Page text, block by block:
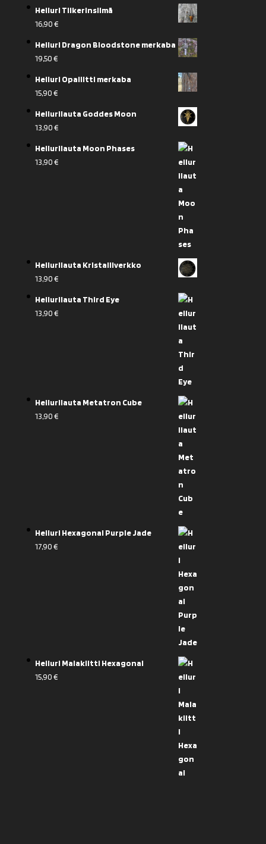
Heiluri Tiikerinsilmä
16,90€
Heiluri Dragon Bloodstone merkaba
19,50€
Heiluri Opaliitti merkaba
15,90€
Heilurilauta Goddes Moon
13,90€
Heilurilauta Moon Phases
13,90€
Heilurilauta Kristalliverkko
13,90€
Heilurilauta Third Eye
13,90€
Heilurilauta Metatron Cube
13,90€
Heiluri Hexagonal Purple Jade
17,90€
Heiluri Malakiitti Hexagonal
15,90€